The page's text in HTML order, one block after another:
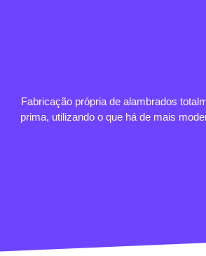
Fabricação própria de alambrados
prima, utilizando o que há de mais